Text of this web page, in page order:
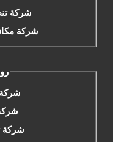
شركة
شركة
شركة